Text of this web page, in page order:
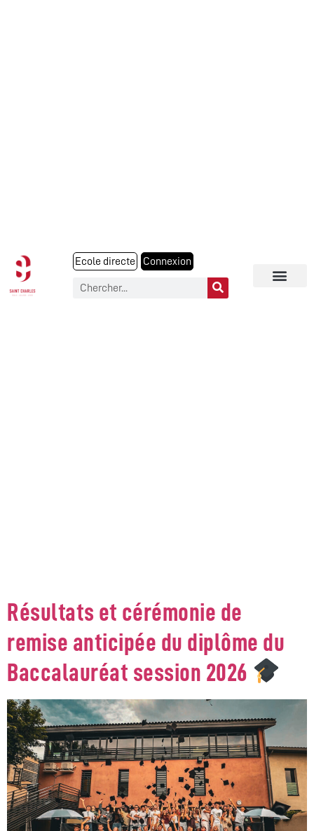
Ecole directe Connexion
Résultats et cérémonie de
remise anticipée du diplôme du
Baccalauréat session 2026